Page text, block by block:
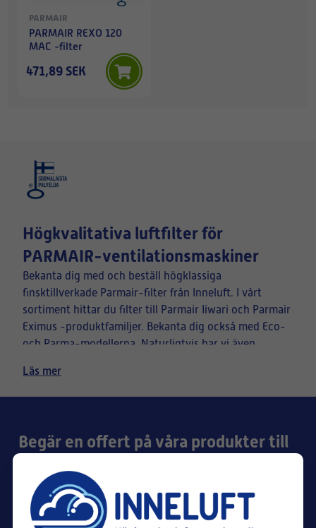
PARMAIR
PARMAIR REXO 120
MAC -filter
471,89 SEK
Högkvalitativa luftfilter för
PARMAIR-ventilationsmaskiner
Bekanta dig med och beställ högklassiga
finsktillverkade Parmair-filter från Inneluft. I vårt
sortiment hittar du filter till Parmair Iiwari och Parmair
Eximus -produktfamiljer. Bekanta dig också med Eco-
och Parma-modellerna. Naturligtvis har vi även
ventilationsaggregat som kräver det. Beställ smidigt
och förmånligt på nätet!
Läs mer
Begär en offert på våra produkter till
Namn**